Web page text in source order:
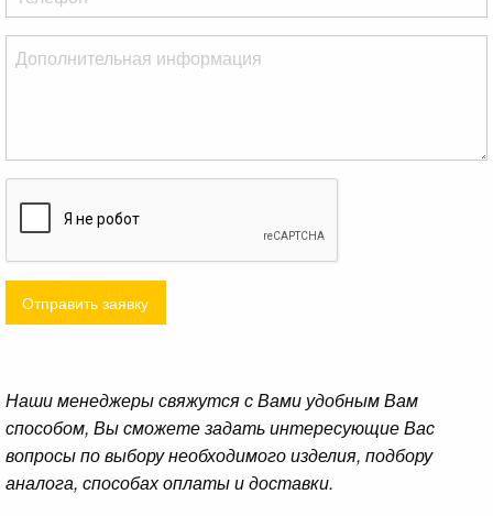
Отправить заявку
Наши менеджеры свяжутся с Вами удобным Вам
способом, Вы сможете задать интересующие Вас
вопросы по выбору необходимого изделия, подбору
аналога, способах оплаты и доставки.